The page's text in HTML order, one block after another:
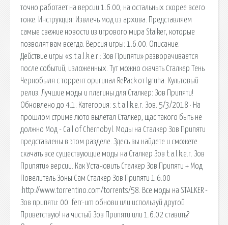
точно работает на версии 1.6.00, на остальных скорее всего
тоже. Инструкция: Извлечь мод из архива. Представляем
самые свежие новости из игрового мира Stalker, которые
позволят вам всегда. Версия игры: 1.6.00. Описание:
Действие игры «s.t.a.l.k.e.r.: Зов Припяти» разворачивается
после событий, изложенных. Тут можно скачать Сталкер Тень
Чернобыля с торрент оригинал RePack от Igruha. Культовый
релиз. Лучшие моды и плагины для Сталкер: Зов Припяти!
Обновлено до 4.1. Категория: s.t.a.l.k.e.r. Зов. 5/3/2018 · На
прошлом стриме люто вылетал Сталкер, щас такого быть не
должно Мод - Call of Chernobyl. Моды на Сталкер Зов Припяти
представлены в этом разделе. Здесь вы найдете и сможете
скачать все существующие моды на Сталкер Зов t.a.l.k.e.r. Зов
Припяти» версии. Как Установить Сталкер Зов Припяти + Мод
Повелитель Зоны Сам Сталкер Зов Припяти 1.6.00
:http://www.torrentino.com/torrents/58. Все моды на STALKER -
Зов припяти: 00. ferr-um обнови или используй другой
Приветствую! на чистый Зов Припяти или 1.6.02 ставить?